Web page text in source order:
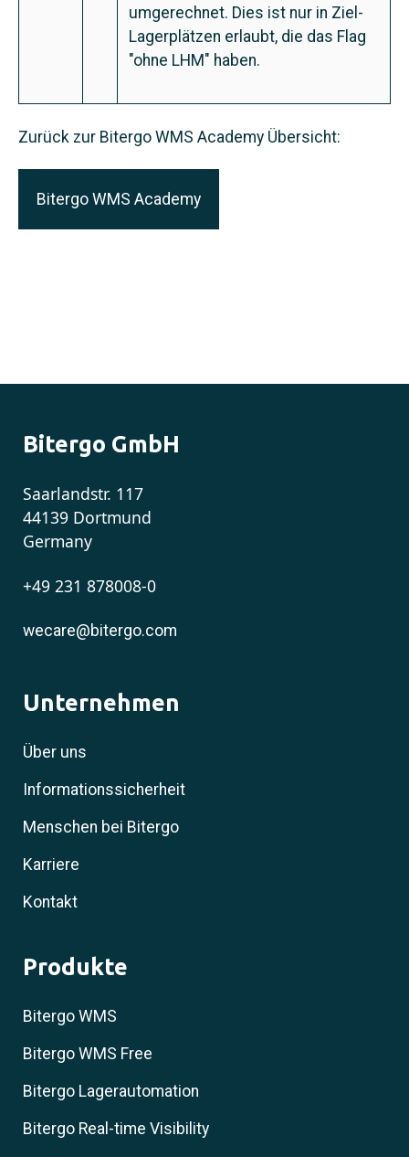
umgerechnet. Dies ist nur in Ziel-
Lagerplätzen erlaubt, die das Flag
"ohne LHM" haben.
Zurück zur Bitergo WMS Academy Übersicht:
Bitergo WMS Academy
Bitergo GmbH
Saarlandstr. 117
44139 Dortmund
Germany
+49 231 878008-0
wecare@bitergo.com
Unternehmen
Über uns
Informationssicherheit
Menschen bei Bitergo
Karriere
Kontakt
Produkte
Bitergo WMS
Bitergo WMS Free
Bitergo Lagerautomation
Bitergo Real-time Visibility